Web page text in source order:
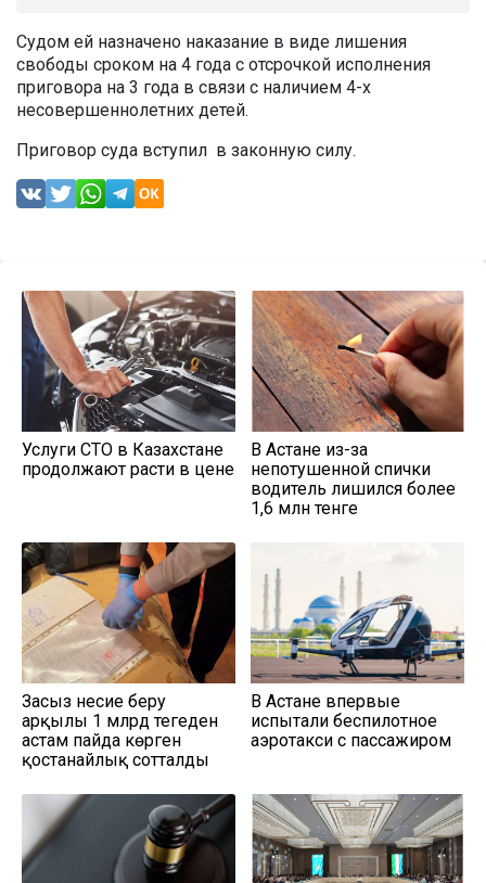
Судом ей назначено наказание в виде лишения
свободы сроком на 4 года с отсрочкой исполнения
приговора на 3 года в связи с наличием 4-х
несовершеннолетних детей.
Приговор суда вступил в законную силу.
Услуги СТО в Казахстане
продолжают расти в цене
В Астане из-за
непотушенной спички
водитель лишился более
1,6 млн тенге
Заңсыз несие беру
арқылы 1 млрд теңгеден
астам пайда көрген
қостанайлық сотталды
В Астане впервые
испытали беспилотное
аэротакси с пассажиром